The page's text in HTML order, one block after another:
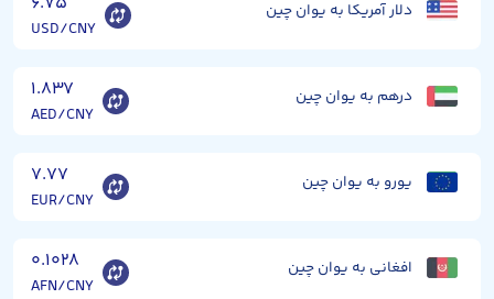
دلار آمریکا به یوان چین
USD/CNY
درهم به یوان چین ۱.۸۳۷
AED/CNY
یورو به یوان چین ۷.۷۷
EUR/CNY
افغانی به یوان چین ۰.۱۰۲۸
AFN/CNY